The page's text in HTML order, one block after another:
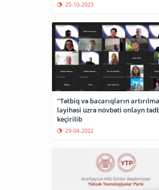
25-10-2023
"Tətbiq və bacarıqların
layihəsi üzrə növbəti onlayn
keçirilib
29-04-2022